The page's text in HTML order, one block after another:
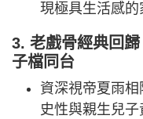
現極具生活感的
3. 老戲骨經典回
子檔同台
資深視帝夏雨
史性與親生兒